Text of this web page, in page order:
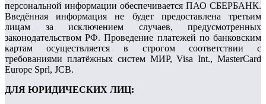
персональной информации обеспечивается ПАО СБЕРБАНК.
Введённая информация не будет предоставлена третьим
лицам за исключением случаев, предусмотренных
законодательством РФ. Проведение платежей по банковским
картам осуществляется в строгом соответствии с
требованиями платёжных систем МИР, Visa Int., MasterCard
Europe Sprl, JCB.
ДЛЯ ЮРИДИЧЕСКИХ ЛИЦ: